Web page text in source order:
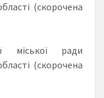
(скорочена
міської ради
(скорочена